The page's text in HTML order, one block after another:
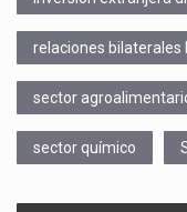
relaciones bilaterales
sector
sector químico